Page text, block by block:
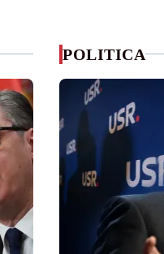
POLITICA